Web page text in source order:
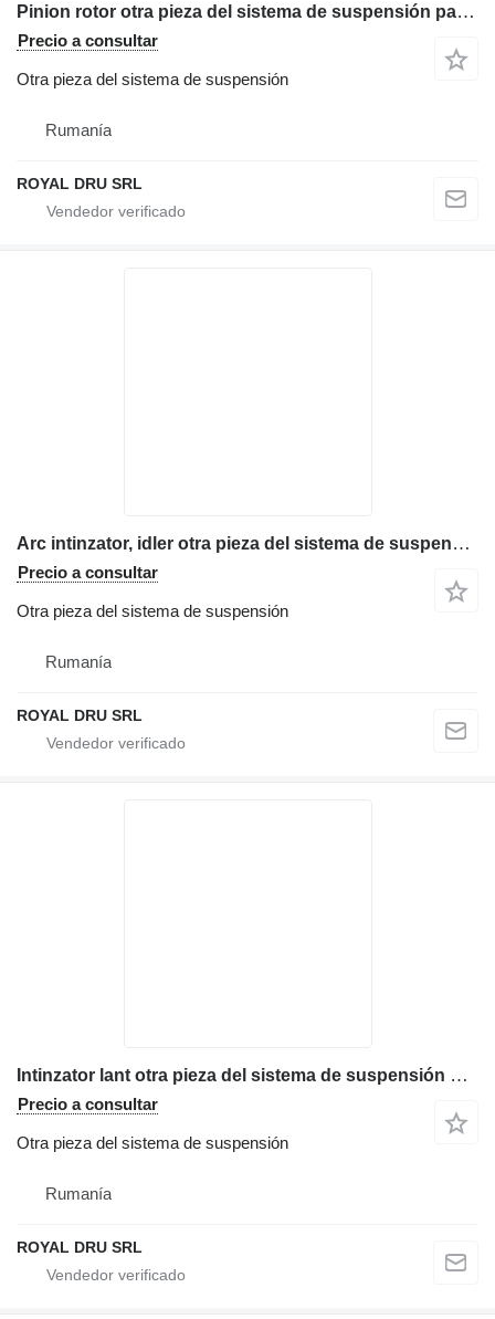
Pinion rotor otra pieza del sistema de suspensión para John Deere 27C ZTS miniexcavadora
Precio a consultar
Otra pieza del sistema de suspensión
Rumanía
ROYAL DRU SRL
Arc intinzator, idler otra pieza del sistema de suspensión para JCB 160, 220, 330 excavadora
Precio a consultar
Otra pieza del sistema de suspensión
Rumanía
ROYAL DRU SRL
Intinzator lant otra pieza del sistema de suspensión para Liebherr R996 excavadora
Precio a consultar
Otra pieza del sistema de suspensión
Rumanía
ROYAL DRU SRL